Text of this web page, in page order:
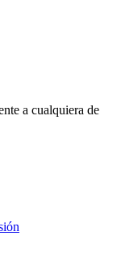
a cualquiera de